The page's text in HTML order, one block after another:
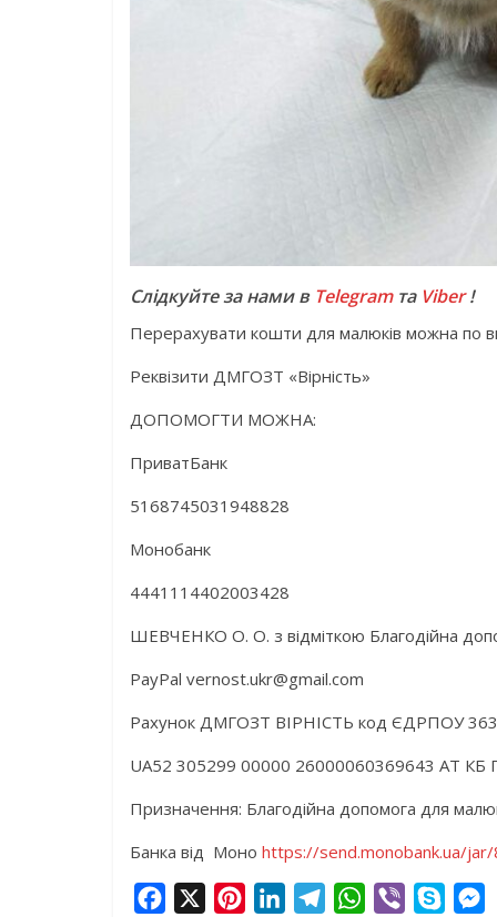
Слідкуйте за нами в Telegramта Viber!
Перерахувати кошти для малюків можна по
Реквізити ДМГОЗТ «Вірність»
ДОПОМОГТИ МОЖНА:
ПриватБанк
5168745031948828
Монобанк
4441114402003428
ШЕВЧЕНКО О. О. з відміткою Благодійна
PayPal vernost.ukr@gmail.com
Рахунок ДМГОЗТ ВІРНІСТЬ код ЄДРПОУ
UA52 305299 00000 26000060369643 АТ КБ
Призначення: Благодійна допомога для
Банка від Моно https://send.monobank.ua/jar/
W